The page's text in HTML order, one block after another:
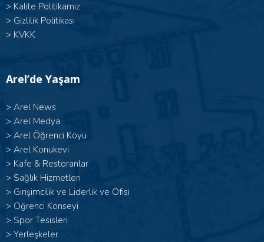
> Kalite Politikamız
> Gizlilik Politikası
> KVKK
Arel’de Yaşam
> Arel News
> Arel Medya
> Arel Öğrenci Köyü
> Arel Konukevi
> Kafe & Restoranlar
> Sağlık Hizmetleri
> Girişimcilik ve Liderlik ve Ofisi
> Öğrenci Konseyi
> Spor Tesisleri
> Yerleşkeler